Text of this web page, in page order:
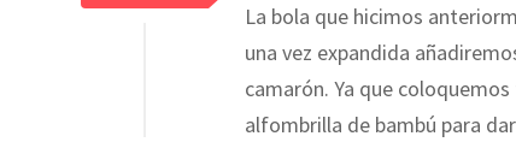
La bola que hicimos
una vez expandida
camarón. Ya que
alfombrilla de bambú para